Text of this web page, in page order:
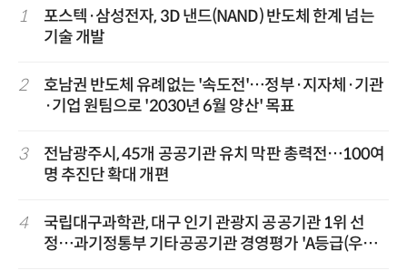
1
포스텍·삼성전자, 3D 낸드(NAND) 반도체 한계 넘는
기술 개발
2
호남권 반도체 유례없는 '속도전'…정부·지자체·기관
·기업 원팀으로 '2030년 6월 양산' 목표
3
전남광주시, 45개 공공기관 유치 막판 총력전…100여
명 추진단 확대 개편
4
국립대구과학관, 대구 인기 관광지 공공기관 1위 선
정…과기정통부 기타공공기관 경영평가 'A등급(우수)'